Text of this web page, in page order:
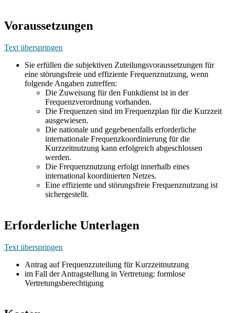
Voraussetzungen
Text überspringen
Sie erfüllen die subjektiven Zuteilungsvoraussetzungen für
eine störungsfreie und effiziente Frequenznutzung, wenn
folgende Angaben zutreffen:
Die Zuweisung für den Funkdienst ist in der
Frequenzverordnung vorhanden.
Die Frequenzen sind im Frequenzplan für die Kurzzeit
ausgewiesen.
Die nationale und gegebenenfalls erforderliche
internationale Frequenzkoordinierung für die
Kurzzeitnutzung kann erfolgreich abgeschlossen
werden.
Die Frequenznutzung erfolgt innerhalb eines
international koordinierten Netzes.
Eine effiziente und störungsfreie Frequenznutzung ist
sichergestellt.
Erforderliche Unterlagen
Text überspringen
Antrag auf Frequenzzuteilung für Kurzzeitnutzung
im Fall der Antragstellung in Vertretung: formlose
Vertretungsberechtigung